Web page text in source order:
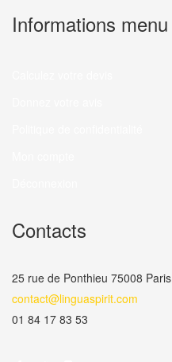
Informations menu
Contacts
25 rue de Ponthieu 75008 Paris
contact@linguaspirit.com
01 84 17 83 53